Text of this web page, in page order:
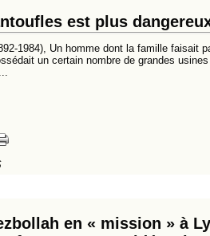
est plus
1984), Un homme dont la famille faisait
un certain nombre de grandes
en « mission » à